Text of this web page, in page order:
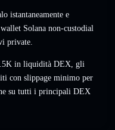
istantaneamente e
Solana non-custodial
private.
in liquidità DEX, gli
con slippage minimo per
su tutti i principali DEX